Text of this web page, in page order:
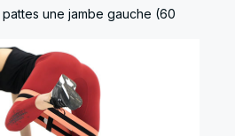
une jambe gauche (60